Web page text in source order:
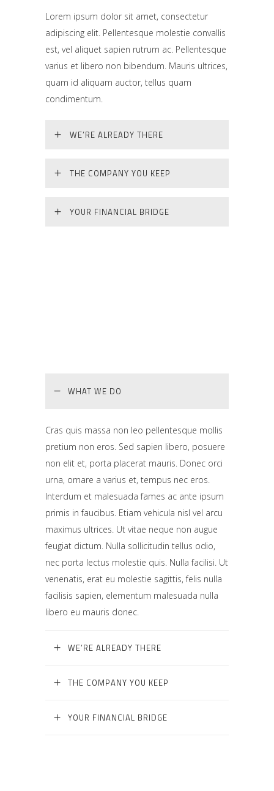
Lorem ipsum dolor sit amet, consectetur
adipiscing elit. Pellentesque molestie convallis
est, vel aliquet sapien rutrum ac. Pellentesque
varius et libero non bibendum. Mauris ultrices,
quam id aliquam auctor, tellus quam
condimentum.
WE’RE ALREADY THERE
THE COMPANY YOU KEEP
YOUR FINANCIAL BRIDGE
WHAT WE DO
Cras quis massa non leo pellentesque mollis
pretium non eros. Sed sapien libero, posuere
non elit et, porta placerat mauris. Donec orci
urna, ornare a varius et, tempus nec eros.
Interdum et malesuada fames ac ante ipsum
primis in faucibus. Etiam vehicula nisl vel arcu
maximus ultrices. Ut vitae neque non augue
feugiat dictum. Nulla sollicitudin tellus odio,
nec porta lectus molestie quis. Nulla facilisi. Ut
venenatis, erat eu molestie sagittis, felis nulla
facilisis sapien, elementum malesuada nulla
libero eu mauris donec.
WE’RE ALREADY THERE
THE COMPANY YOU KEEP
YOUR FINANCIAL BRIDGE